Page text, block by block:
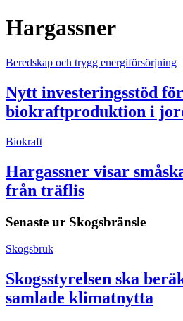
Hargassner
Beredskap och trygg energiförsörjning
Nytt investeringsstöd för
biokraftproduktion i
Biokraft
Hargassner visar
från träflis
Senaste ur Skogsbränsle
Skogsbruk
Skogsstyrelsen ska
samlade klimatnytta